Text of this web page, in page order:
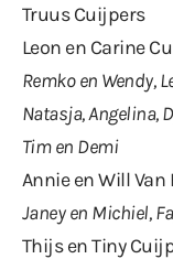
Truus Cuijpers
Leon en Carine
Remko en Wendy,
Natasja, Angelina,
Tim en Demi
Annie en Will
Janey en Michiel,
Thijs en Tiny